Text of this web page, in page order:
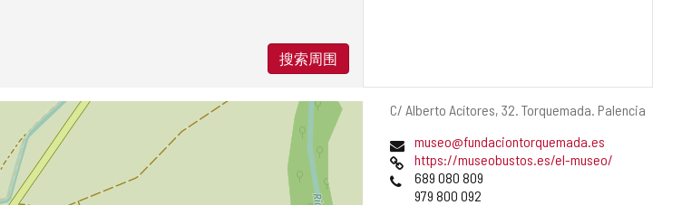
邮
地
址
C/ Alberto Acítores, 32. Torquemada. Palencia
电
子
邮
museo@fundaciontorquemada.es
网
页
https://museobustos.es/el-museo/
电
689 080 809
979 800 092
搜索周围